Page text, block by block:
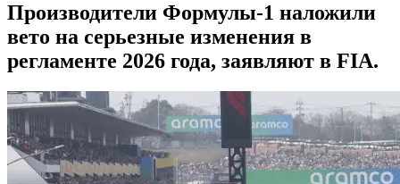
Производители Формулы-1 наложили
вето на серьезные изменения в
регламенте 2026 года, заявляют в FIA.